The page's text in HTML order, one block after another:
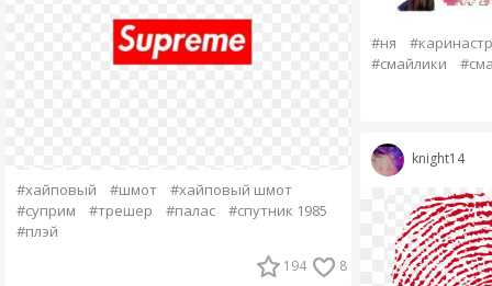
#хайповый #шмот
#хайповый шмот
#суприм
#трешер #палас
#спутник 1985
#плэй
194 8
#ня
#смайлики
knight14